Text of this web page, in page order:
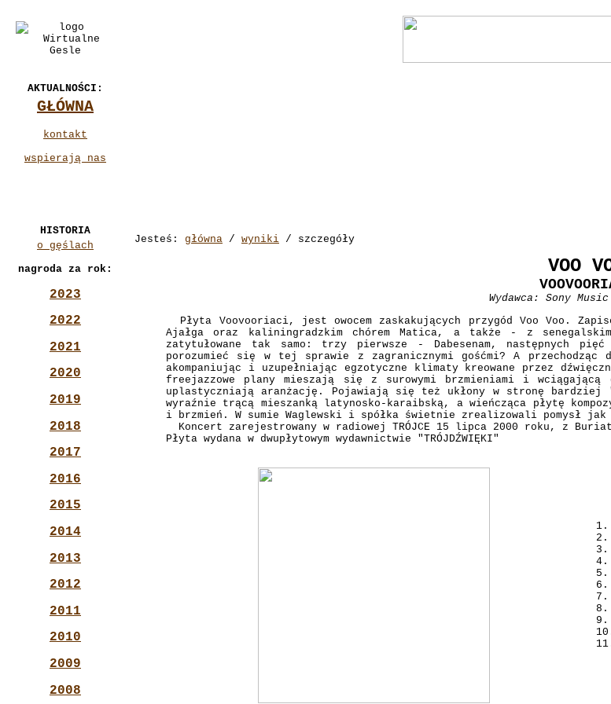
AKTUALNOŚCI:
GŁÓWNA
kontakt
wspierają nas
HISTORIA
o gęślach
nagroda za rok:
2023
2022
2021
2020
2019
2018
2017
2016
2015
2014
2013
2012
2011
2010
2009
2008
Jesteś: główna / wyniki / szczegóły
VOO
Wydawca: Sony
Płyta Voovooriaci, jest owocem zaskakujących przygód Voo Voo.
Ajałga oraz kaliningradzkim chórem Matica, a także - z
zatytułowane tak samo: trzy pierwsze - Dabesenam, następnych
porozumieć się w tej sprawie z zagranicznymi gośćmi? A
akompaniując i uzupełniając egzotyczne klimaty kreowane przez
freejazzowe plany mieszają się z surowymi brzmieniami i
uplastyczniają aranżację. Pojawiają się też ukłony w stronę bardziej
wyraźnie trącą mieszanką latynosko-karaibską, a wieńcząca płytę
i brzmień. W sumie Waglewski i spółka świetnie zrealizowali pomysł jak
Koncert zarejestrowany w radiowej TRÓJCE 15 lipca 2000 roku, z
Płyta wydana w dwupłytowym wydawnictwie "TRÓJDŹWIĘKI"
1.
2.
3.
4.
5.
6.
7.
8.
9.